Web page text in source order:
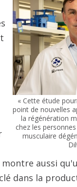
« Cette étude
point de nouvelles
la régénération
chez les
musculaire
aussi
dans la